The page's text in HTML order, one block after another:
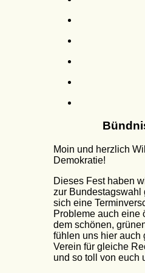
Moin und herzlich
Demokratie!
Dieses Fest haben
zur Bundestagswahl
sich eine
Probleme auch eine
dem schönen,
fühlen uns hier auch
Verein für gleiche
und so toll von euch